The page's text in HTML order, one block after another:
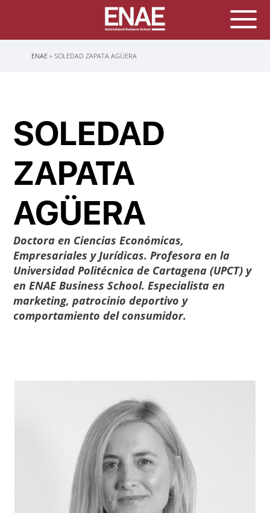
Sobrescribir
ENAE SOLEDAD ZAPATA AGÜERA
SOLEDAD
ZAPATA
AGÜERA
Doctora en Ciencias Económicas,
Empresariales y Jurídicas. Profesora en la
Universidad Politécnica de Cartagena (UPCT) y
en ENAE Business School. Especialista en
marketing, patrocinio deportivo y
comportamiento del consumidor.